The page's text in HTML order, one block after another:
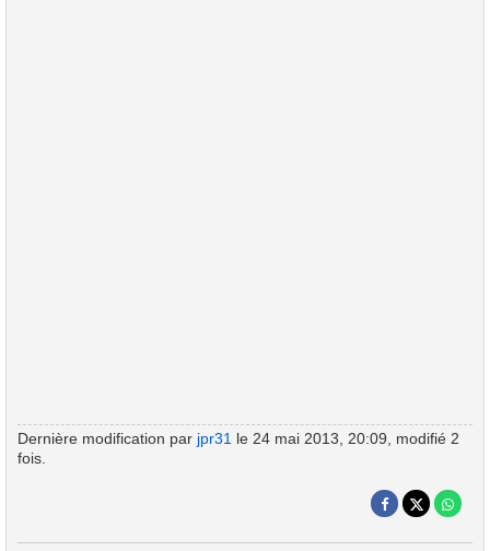
Dernière modification par jpr31 le 24 mai 2013, 20:09, modifié 2
fois.